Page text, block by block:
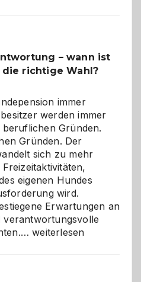
– wann ist
richtige Wahl?
immer
werden immer
Gründen.
Gründen. Der
sich zu mehr
eigenen Hundes
wird.
Erwartungen an
verantwortungsvolle
Betreuung
weiterlesen